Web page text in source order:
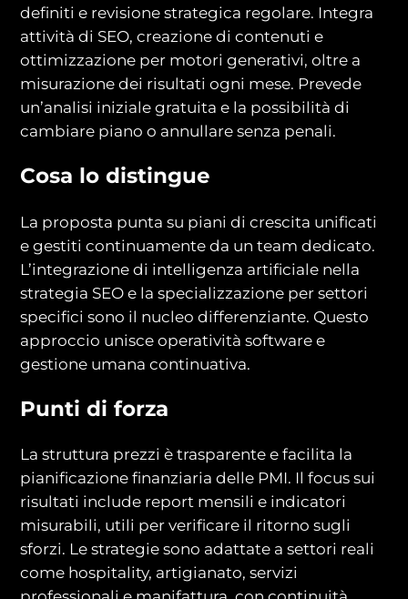
definiti e revisione strategica regolare. Integra
attività di SEO, creazione di contenuti e
ottimizzazione per motori generativi, oltre a
misurazione dei risultati ogni mese. Prevede
un’analisi iniziale gratuita e la possibilità di
cambiare piano o annullare senza penali.
Cosa lo distingue
La proposta punta su piani di crescita unificati
e gestiti continuamente da un team dedicato.
L’integrazione di intelligenza artificiale nella
strategia SEO e la specializzazione per settori
specifici sono il nucleo differenziante. Questo
approccio unisce operatività software e
gestione umana continuativa.
Punti di forza
La struttura prezzi è trasparente e facilita la
pianificazione finanziaria delle PMI. Il focus sui
risultati include report mensili e indicatori
misurabili, utili per verificare il ritorno sugli
sforzi. Le strategie sono adattate a settori reali
come hospitality, artigianato, servizi